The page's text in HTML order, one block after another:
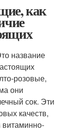
как
название
розовые,
они
сок. Эти
качеств,
витаминно-